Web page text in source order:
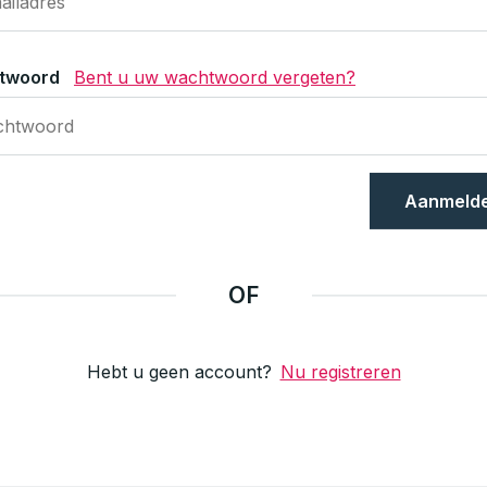
Bent u uw wachtwoord vergeten?
OF
Hebt u geen account? Nu registreren